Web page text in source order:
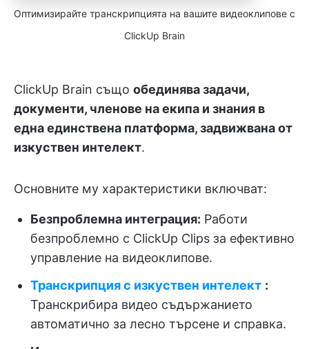
Оптимизирайте транскрипцията на вашите видеоклипове с
ClickUp Brain
ClickUp Brain също обединява задачи,
документи, членове на екипа и знания в
една единствена платформа, задвижвана от
изкуствен интелект.
Основните му характеристики включват:
Безпроблемна интеграция: Работи
безпроблемно с ClickUp Clips за ефективно
управление на видеоклипове.
Транскрипция с изкуствен интелект :
Транскрибира видео съдържанието
автоматично за лесно търсене и справка.